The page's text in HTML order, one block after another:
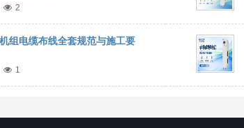
2
组电缆布线全套规范与施工要
1